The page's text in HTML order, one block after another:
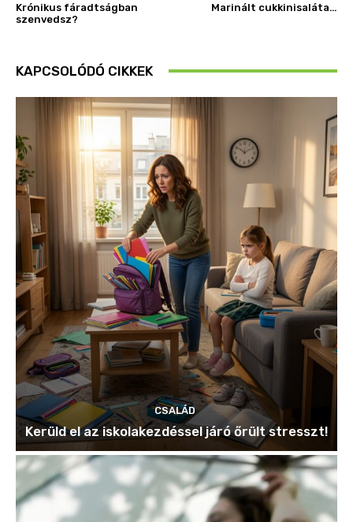
Krónikus fáradtságban
szenvedsz?
Marinált cukkinisaláta…
KAPCSOLÓDÓ CIKKEK
CSALÁD
Kerüld el az iskolakezdéssel járó őrült stresszt!